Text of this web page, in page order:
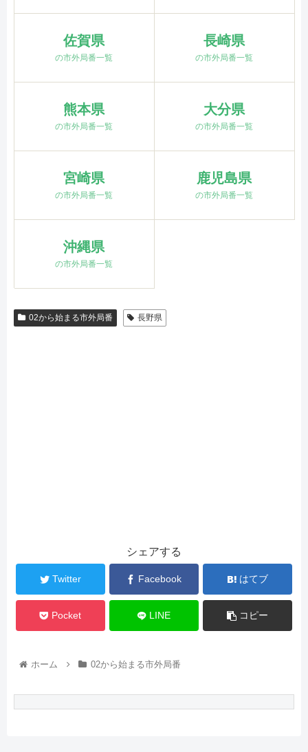
佐賀県
の市外局番一覧
長崎県
の市外局番一覧
熊本県
の市外局番一覧
大分県
の市外局番一覧
宮崎県
の市外局番一覧
鹿児島県
の市外局番一覧
沖縄県
の市外局番一覧
02から始まる市外局番 長野県
シェアする
Twitter Facebook はてブ
Pocket LINE コピー
ホーム 02から始まる市外局番